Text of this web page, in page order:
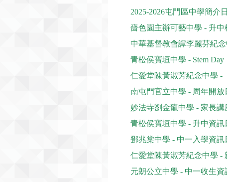
2025-2026屯門區中學簡介日
嗇色園主辦可藝中學 - 升
中華基督教會譚李麗芬紀
青松侯寶垣中學 - Stem Day
仁愛堂陳黃淑芳紀念中學 -
南屯門官立中學 - 周年開放
妙法寺劉金龍中學 - 家長
青松侯寶垣中學 - 升中資
鄧兆棠中學 - 中一入學資訊
仁愛堂陳黃淑芳紀念中學 -
元朗公立中學 - 中一收生資